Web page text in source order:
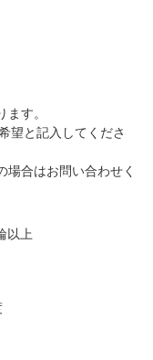
す。
望と記入してくださ
場合はお問い合わせく
以上